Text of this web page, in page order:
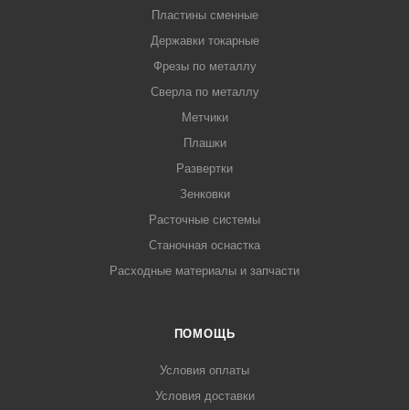
Пластины сменные
Державки токарные
Фрезы по металлу
Сверла по металлу
Метчики
Плашки
Развертки
Зенковки
Расточные системы
Станочная оснастка
Расходные материалы и запчасти
ПОМОЩЬ
Условия оплаты
Условия доставки